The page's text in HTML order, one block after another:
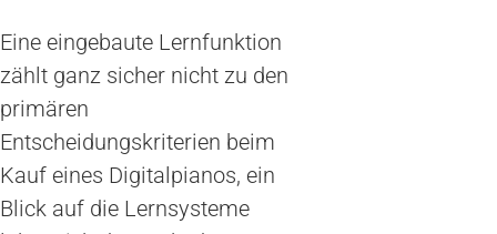
Eine eingebaute Lernfunktion
zählt ganz sicher nicht zu den
primären
Entscheidungskriterien beim
Kauf eines Digitalpianos, ein
Blick auf die Lernsysteme